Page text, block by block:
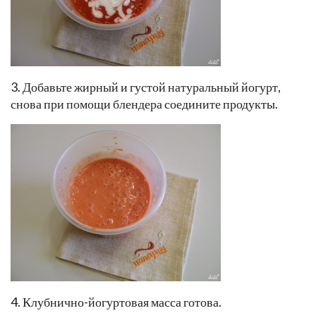
3. Добавьте жирный и густой натуральный йогурт,
снова при помощи блендера соедините продукты.
4. Клубнично-йогуртовая масса готова.